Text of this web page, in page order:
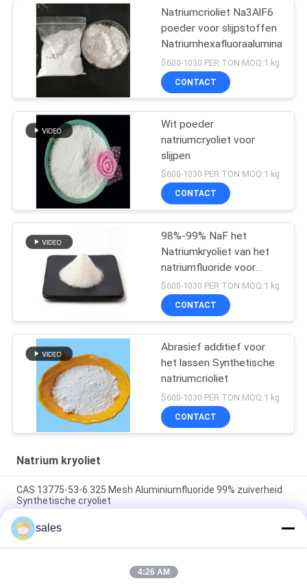
Natriumcrioliet Na3AlF6
poeder voor slijpstoffen
Natriumhexafluoraaluminat
$600-1030 PER TON MOQ:1 kg
CONTACT
Wit poeder
natriumcryoliet voor
slijpen
$600-1030 PER TON MOQ:1 kg
CONTACT
98%-99% NaF het
Natriumkryoliet van het
natriumfluoride voor
Aluminiumelektrolyse
$600-1030 PER TON MOQ:1 kg
CONTACT
Abrasief additief voor
het lassen Synthetische
natriumcrioliet
$600-1030 PER TON MOQ:1 kg
CONTACT
Natrium kryoliet
CAS 13775-53-6 325 Mesh Aluminiumfluoride 99% zuiverheid
Synthetische cryoliet
Meer dan 1000 Mesh Sodium Cryolite CAS 13775-53-6
Industriële Rang
Moleculair gewicht 209,94 Natriumcrioliet Chemische
verbinding Onoplosbaar in water Ideaal voor industriële
sales
4:26 AM